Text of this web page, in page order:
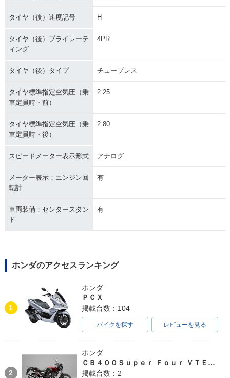
タイヤ（後）速度記号 H
タイヤ（後）プライレーテ
ィング
4PR
タイヤ（後）タイプ チューブレス
タイヤ標準指定空気圧（乗
車定員時・前）
2.25
タイヤ標準指定空気圧（乗
車定員時・後）
2.80
スピードメーター表示形式 アナログ
メーター表示：エンジン回
転計
有
車両装備：センタースタン
ド
有
ホンダのアクセスランキング
1
ホンダ
ＰＣＸ
掲載台数：104
バイクを探す レビューを見る
2
ホンダ
ＣＢ４００Ｓｕｐｅｒ Ｆｏｕｒ ＶＴＥＣ ＳＰＥＣ３
掲載台数：2